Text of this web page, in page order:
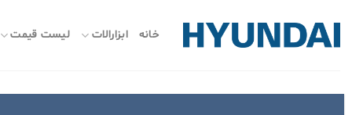
محتوا
بروید
خانه ابزارالات لیست قیمت